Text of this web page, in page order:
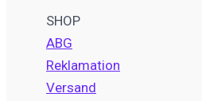
SHOP
ABG
Reklamation
Versand